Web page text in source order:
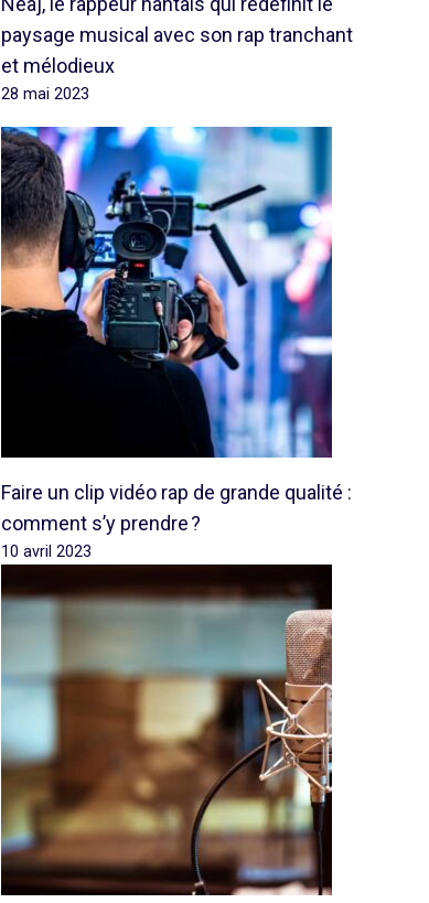
paysage musical avec son rap tranchant
et mélodieux
28 mai 2023
Faire un clip vidéo rap de grande qualité :
comment s’y prendre ?
10 avril 2023